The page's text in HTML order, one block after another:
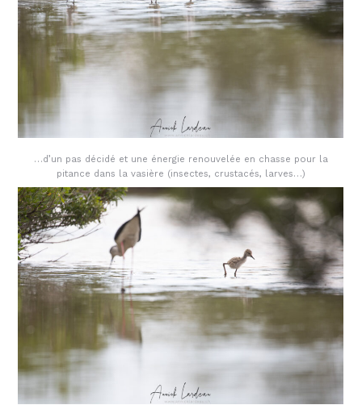
…d’un pas décidé et une énergie renouvelée en chasse pour la
pitance dans la vasière (insectes, crustacés, larves…)